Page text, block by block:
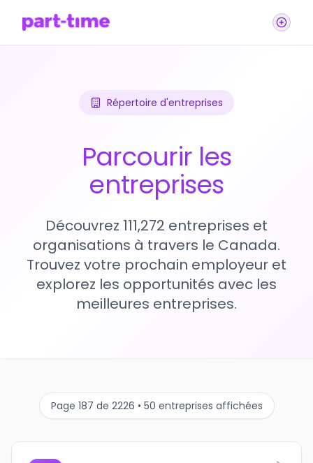
Répertoire d'entreprises
Parcourir les
entreprises
Découvrez 111,272 entreprises et
organisations à travers le Canada.
Trouvez votre prochain employeur et
explorez les opportunités avec les
meilleures entreprises.
Page 187 de 2226 • 50 entreprises affichées